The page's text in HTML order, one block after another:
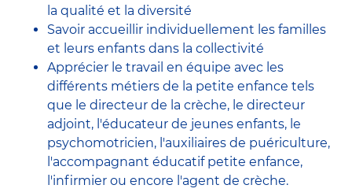
la qualité et la diversité
Savoir accueillir individuellement les familles
et leurs enfants dans la collectivité
Apprécier le travail en équipe avec les
différents métiers de la petite enfance tels
que le directeur de la crèche, le directeur
adjoint, l'éducateur de jeunes enfants, le
psychomotricien, l'auxiliaires de puériculture,
l'accompagnant éducatif petite enfance,
l'infirmier ou encore l'agent de crèche.